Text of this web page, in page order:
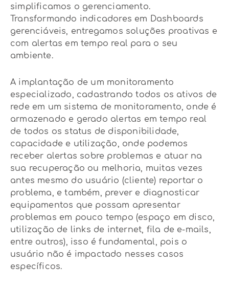
simplificamos o gerenciamento.
Transformando indicadores em Dashboards
gerenciáveis, entregamos soluções proativas e
com alertas em tempo real para o seu
ambiente.
A implantação de um monitoramento
especializado, cadastrando todos os ativos de
rede em um sistema de monitoramento, onde é
armazenado e gerado alertas em tempo real
de todos os status de disponibilidade,
capacidade e utilização, onde podemos
receber alertas sobre problemas e atuar na
sua recuperação ou melhoria, muitas vezes
antes mesmo do usuário (cliente) reportar o
problema, e também, prever e diagnosticar
equipamentos que possam apresentar
problemas em pouco tempo (espaço em disco,
utilização de links de internet, fila de e-mails,
entre outros), isso é fundamental, pois o
usuário não é impactado nesses casos
específicos.